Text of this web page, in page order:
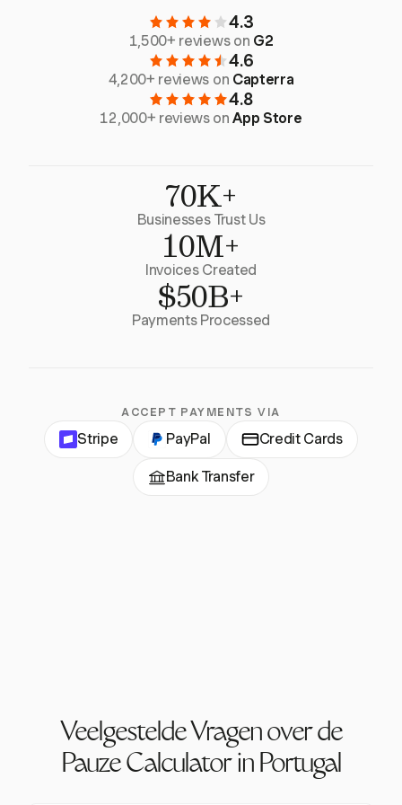
4.3
1,500+ reviews on G2
4.6
4,200+ reviews on Capterra
4.8
12,000+ reviews onApp Store
70K+
Businesses Trust Us
10M+
Invoices Created
$50B+
Payments Processed
ACCEPT PAYMENTS VIA
Stripe PayPal Credit Cards
Bank Transfer
Veelgestelde Vragen over de
Pauze Calculator in Portugal